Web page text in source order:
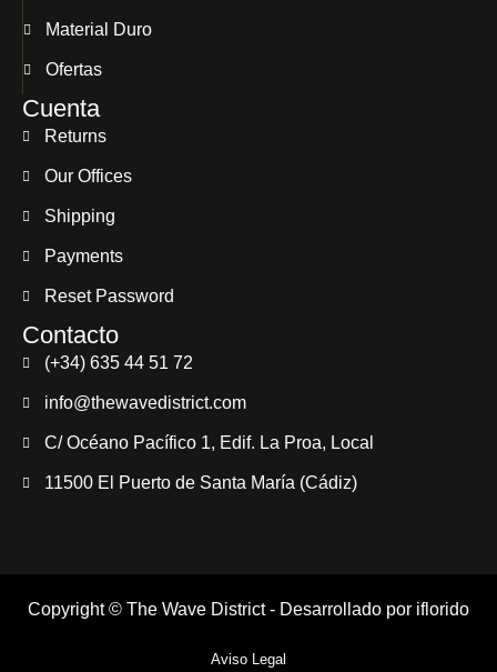
Material Duro
Ofertas
Cuenta
Returns
Our Offices
Shipping
Payments
Reset Password
Contacto
(+34) 635 44 51 72
info@thewavedistrict.com
C/ Océano Pacífico 1, Edif. La Proa, Local
11500 El Puerto de Santa María (Cádiz)
Copyright © The Wave District - Desarrollado por iflorido
Aviso Legal